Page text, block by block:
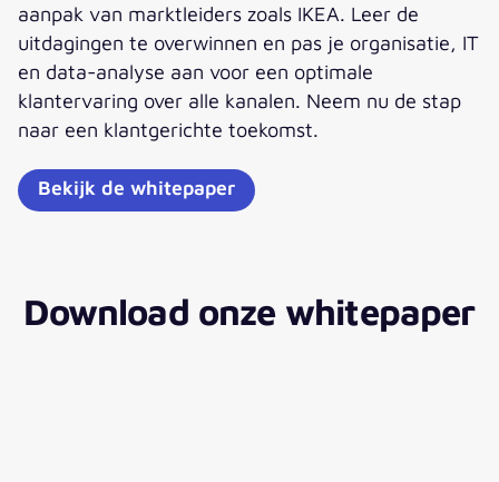
aanpak van marktleiders zoals IKEA. Leer de
uitdagingen te overwinnen en pas je organisatie, IT
en data-analyse aan voor een optimale
klantervaring over alle kanalen. Neem nu de stap
naar een klantgerichte toekomst.
Bekijk de whitepaper
Download onze whitepaper